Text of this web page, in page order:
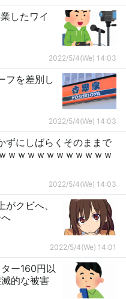
したワイ
2022/5/4(We) 14:03
フを差別し
2022/5/4(We) 14:03
ずにしばらくそのままで
ｗｗｗｗｗｗｗｗｗｗｗ
2022/5/4(We) 14:03
がクビへ、
2022/5/4(We) 14:01
ー160円以
的な被害